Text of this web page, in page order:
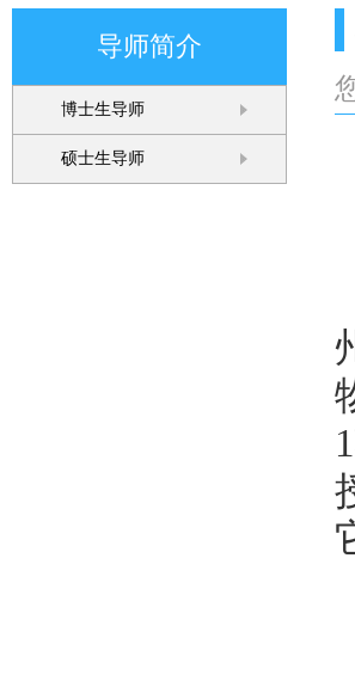
导师简介
博士生导师
硕士生导师